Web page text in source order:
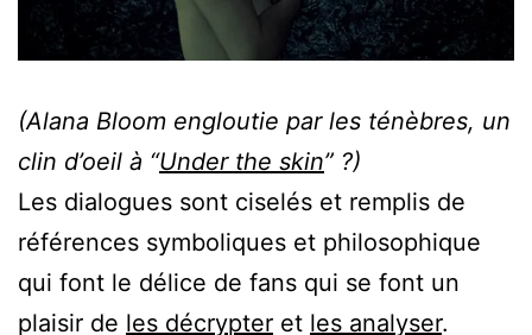
(Alana Bloom engloutie par les ténèbres, un
clin d’oeil à “Under the skin” ?)
Les dialogues sont ciselés et remplis de
références symboliques et philosophique
qui font le délice de fans qui se font un
plaisir de les décrypter et les analyser.